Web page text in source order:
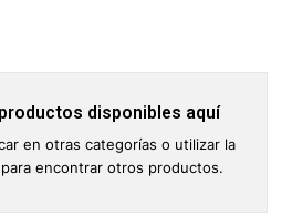
disponibles aquí
en otras categorías o utilizar la
encontrar otros productos.